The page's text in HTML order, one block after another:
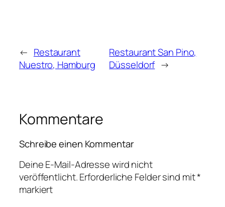
← Restaurant
Nuestro, Hamburg
Restaurant San Pino,
Düsseldorf →
Kommentare
Schreibe einen Kommentar
Deine E-Mail-Adresse wird nicht
veröffentlicht.Erforderliche Felder sind mit*
markiert